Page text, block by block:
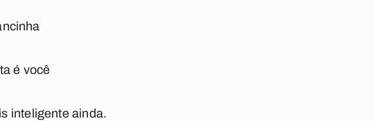
é você
inteligente ainda.